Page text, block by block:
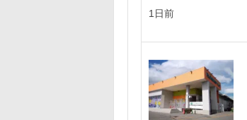
1日前